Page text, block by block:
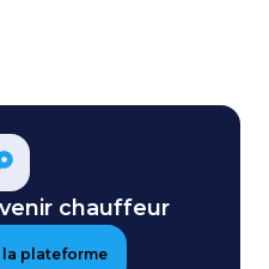
chauffeur
la plateforme